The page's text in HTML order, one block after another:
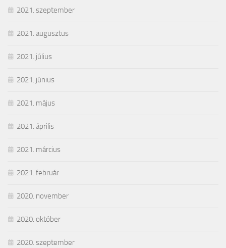
2021. szeptember
2021. augusztus
2021. július
2021. június
2021. május
2021. április
2021. március
2021. február
2020. november
2020. október
2020. szeptember